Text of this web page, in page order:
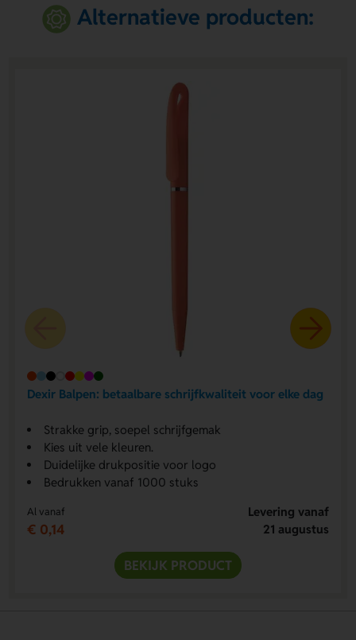
Alternatieve producten:
Dexir Balpen: betaalbare schrijfkwaliteit voor elke dag
Strakke grip, soepel schrijfgemak
Kies uit vele kleuren.
Duidelijke drukpositie voor logo
Bedrukken vanaf 1000 stuks
Al vanaf
€ 0,14
Levering vanaf
21 augustus
BEKIJK PRODUCT